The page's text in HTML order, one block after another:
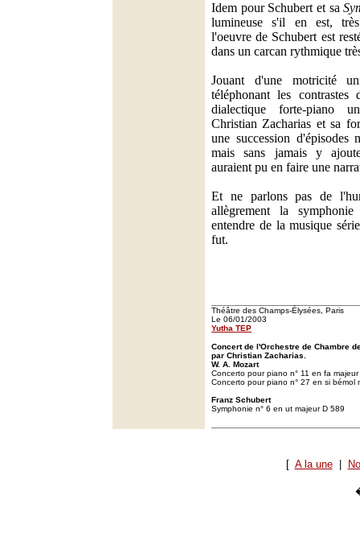
Idem pour Schubert et sa
lumineuse s'il en est,
l'oeuvre de Schubert est
dans un carcan rythmique
Jouant d'une motricité
téléphonant les contrastes
dialectique forte-piano
Christian Zacharias et sa
une succession d'épisodes
mais sans jamais y
auraient pu en faire une
Et ne parlons pas de
allègrement la
entendre de la musique
fut.
Théâtre des Champs-Élysées, Paris
Le 06/01/2003
Yutha TEP
Concert de l'Orchestre de Chambre
par Christian Zacharias.
W. A. Mozart
Concerto pour piano n° 11 en fa
Concerto pour piano n° 27 en si bémol
Franz Schubert
Symphonie n° 6 en ut majeur D 589
[ A la une|